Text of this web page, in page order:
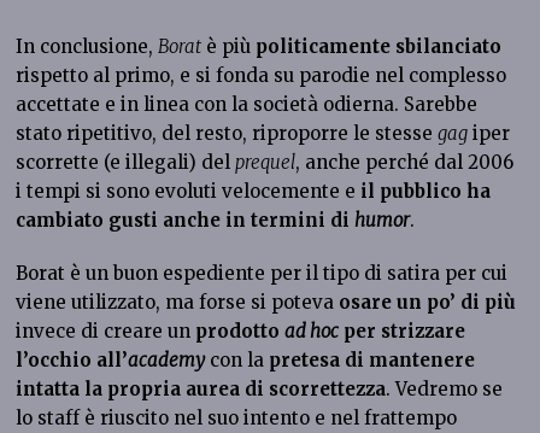
In conclusione, Borat è più politicamente sbilanciato
rispetto al primo, e si fonda su parodie nel complesso
accettate e in linea con la società odierna. Sarebbe
stato ripetitivo, del resto, riproporre le stessegag iper
scorrette (e illegali) del prequel, anche perché dal 2006
i tempi si sono evoluti velocemente e il pubblico ha
cambiato gusti anche in termini di humor.
Borat è un buon espediente per il tipo di satira per cui
viene utilizzato, ma forse si poteva osare un po’ di più
invece di creare un prodottoad hoc per strizzare
l’occhio all’academycon la pretesa di mantenere
intatta la propria aurea di scorrettezza. Vedremo se
lo staff è riuscito nel suo intento e nel frattempo